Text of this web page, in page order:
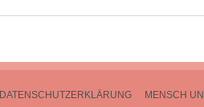
DATENSCHUTZERKLÄRUNG MENSCH